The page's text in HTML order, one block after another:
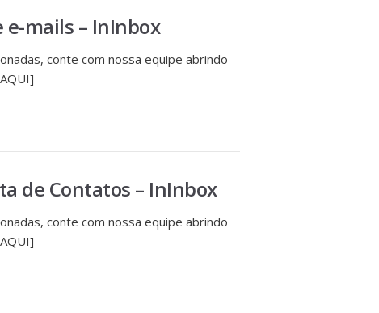
mails – InInbox
conte com nossa equipe abrindo
de Contatos – InInbox
conte com nossa equipe abrindo